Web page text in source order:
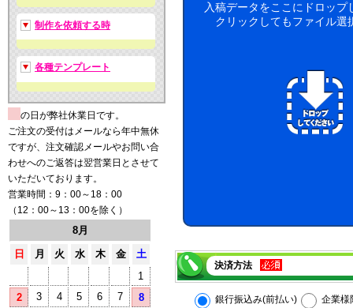
制作を依頼する時
各種テンプレート
の日が弊社休業日です。
ご注文の受付はメールなら年中無休
ですが、注文確認メールやお問い合
わせへのご返答は翌営業日とさせて
いただいております。
営業時間：9：00～18：00
（12：00～13：00を除く）
8月
日
月 火 水 木 金
土
1
2
3 4 5 6 7
8
入稿データをここにドロップ
クリックしてもファイル選
決済方法
銀行振込み(前払い) 企業様